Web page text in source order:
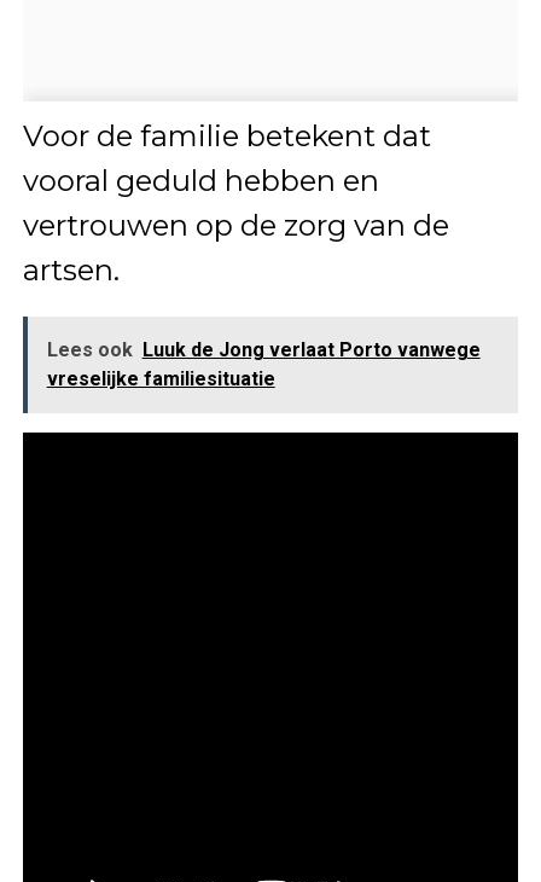
Voor de familie betekent dat
vooral geduld hebben en
vertrouwen op de zorg van de
artsen.
Lees ook Luuk de Jong verlaat Porto vanwege
vreselijke familiesituatie